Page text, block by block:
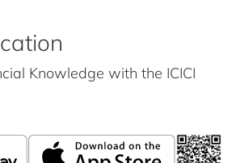
Knowledge with the ICICI